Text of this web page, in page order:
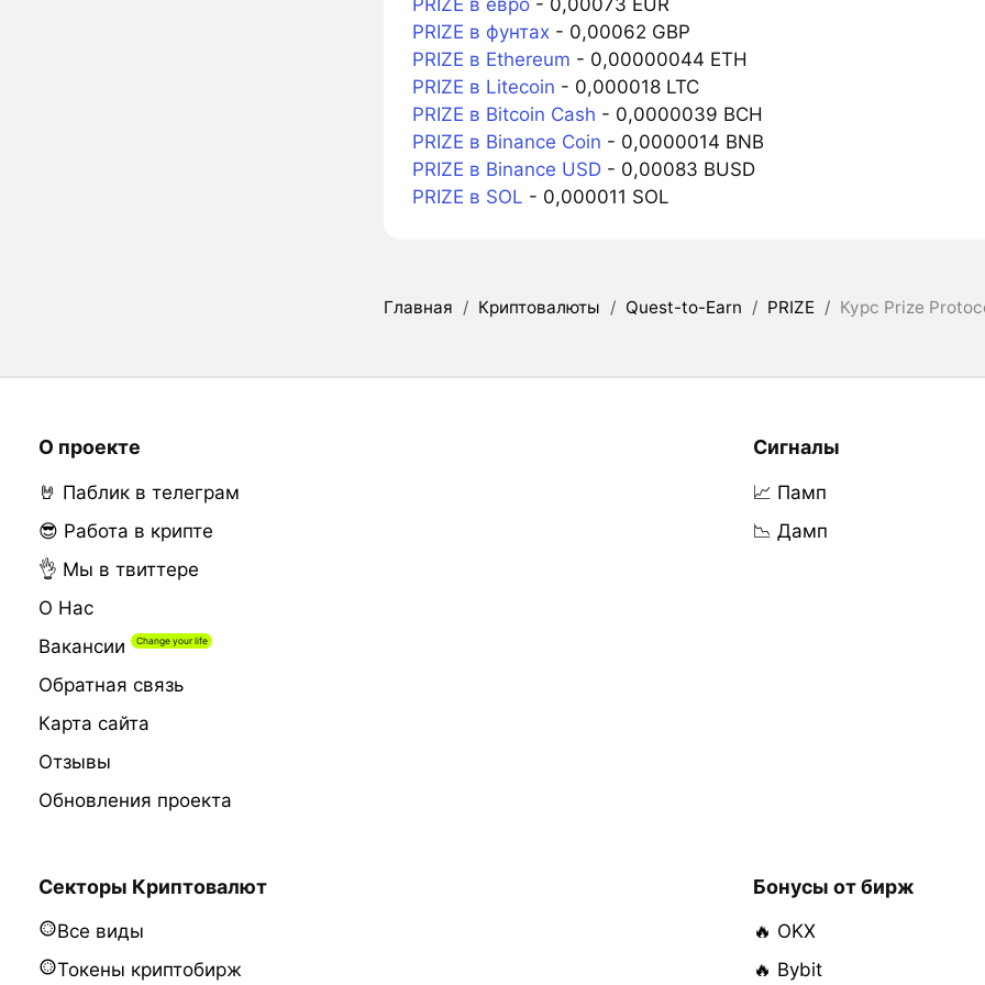
PRIZE в евро- 0,00073 EUR
PRIZE в фунтах- 0,00062 GBP
PRIZE в Ethereum - 0,00000044 ETH
PRIZE в Litecoin - 0,000018 LTC
PRIZE в Bitcoin Cash - 0,0000039 BCH
PRIZE в Binance Coin - 0,0000014 BNB
PRIZE в Binance USD- 0,00083 BUSD
PRIZE в SOL - 0,000011 SOL
Главная / Криптовалюты / Quest-to-Earn / PRIZE / Курс Prize
О проекте
🤘 Паблик в телеграм
😎 Работа в крипте
👌 Мы в твиттере
О Нас
Вакансии
Обратная связь
Карта сайта
Отзывы
Обновления проекта
Сигналы
📈 Памп
📉 Дамп
Секторы Криптовалют
Все виды
Токены криптобирж
Бонусы от бирж
🔥 OKX
🔥 Bybit